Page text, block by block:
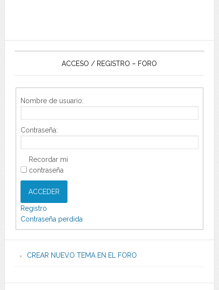
ACCESO / REGISTRO – FORO
Nombre de usuario:
Contraseña:
Recordar mi
contraseña
ACCEDER
Registro
Contraseña perdida
CREAR NUEVO TEMA EN EL FORO